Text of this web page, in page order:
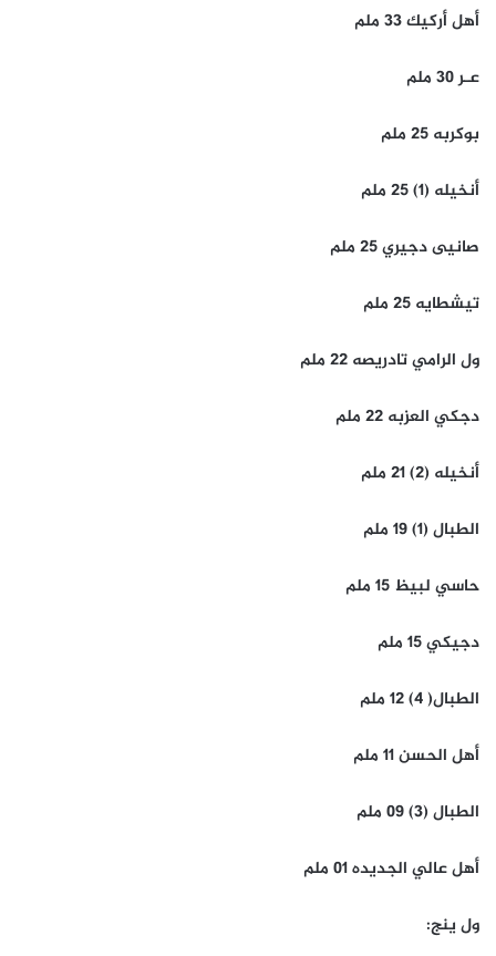
أهل أركيك 33 ملم
عـر 30 ملم
بوكربه 25 ملم
أنخيله (1) 25 ملم
صانيى دجيري 25 ملم
تيشطايه 25 ملم
ول الرامي تادريصه 22 ملم
دجكي العزبه 22 ملم
أنخيله (2) 21 ملم
الطبال (1) 19 ملم
حاسي لبيظ 15 ملم
دجيكي 15 ملم
الطبال( 4) 12 ملم
أهل الحسن 11 ملم
الطبال (3) 09 ملم
أهل عالي الجديده 01 ملم
ول ينج: